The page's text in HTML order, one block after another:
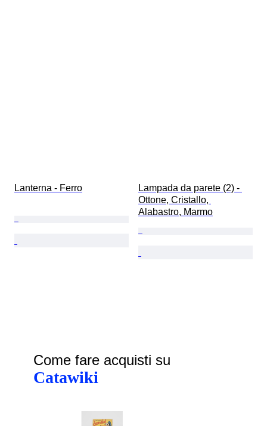
Lanterna - Ferro
Lampada da parete (2) -
Ottone, Cristallo,
Alabastro, Marmo
Come fare acquisti su
Catawiki